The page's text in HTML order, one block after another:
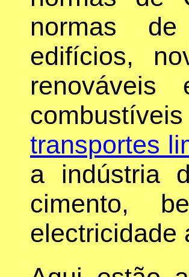
normas
edifícios,
transportes
a indústria
cimento,
electricidade